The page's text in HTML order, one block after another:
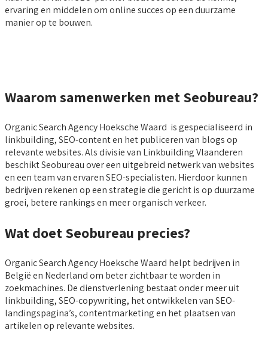
ervaring en middelen om online succes op een duurzame
manier op te bouwen.
Waarom samenwerken met Seobureau?
Organic Search Agency Hoeksche Waard is gespecialiseerd in
linkbuilding, SEO-content en het publiceren van blogs op
relevante websites. Als divisie van Linkbuilding Vlaanderen
beschikt Seobureau over een uitgebreid netwerk van websites
en een team van ervaren SEO-specialisten. Hierdoor kunnen
bedrijven rekenen op een strategie die gericht is op duurzame
groei, betere rankings en meer organisch verkeer.
Wat doet Seobureau precies?
Organic Search Agency Hoeksche Waard helpt bedrijven in
België en Nederland om beter zichtbaar te worden in
zoekmachines. De dienstverlening bestaat onder meer uit
linkbuilding, SEO-copywriting, het ontwikkelen van SEO-
landingspagina’s, contentmarketing en het plaatsen van
artikelen op relevante websites.